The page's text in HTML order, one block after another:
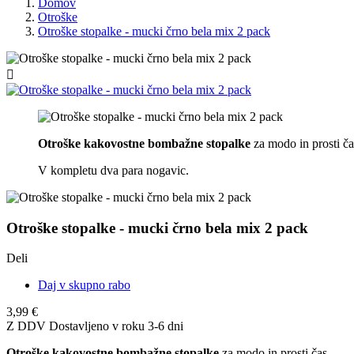
Domov
Otroške
Otroške stopalke - mucki črno bela mix 2 pack

Otroške kakovostne bombažne stopalke za modo in prosti
V kompletu dva para nogavic.
Otroške stopalke - mucki črno bela mix 2 pack
Deli
Daj v skupno rabo
3,99 €
Z DDV Dostavljeno v roku 3-6 dni